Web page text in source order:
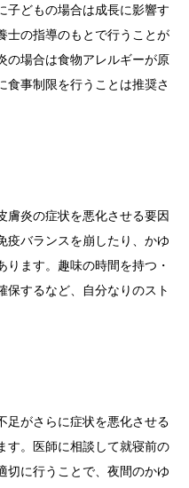
子どもの場合は成長に影響す
士の指導のもとで行うことが
の場合は食物アレルギーが原
食事制限を行うことは推奨さ
膚炎の症状を悪化させる要因
疫バランスを崩したり、かゆ
ます。趣味の時間を持つ・
保するなど、自分なりのスト
足がさらに症状を悪化させる
す。医師に相談して就寝前の
切に行うことで、夜間のかゆ